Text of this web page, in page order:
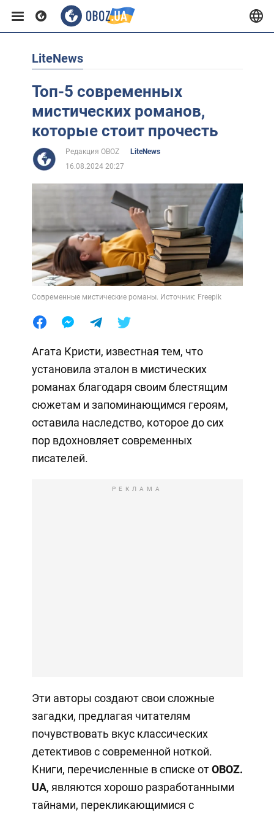
Европа
США
Африка
Жизнь
Лайфхаки
LiteNews
Топ-5 современных
мистических романов,
которые стоит прочесть
Редакция OBOZ
LiteNews
16.08.2024 20:27
Современные мистические романы. Источник: Freepik
Агата Кристи, известная тем, что
установила эталон в мистических
романах благодаря своим блестящим
сюжетам и запоминающимся героям,
оставила наследство, которое до сих
пор вдохновляет современных
писателей.
РЕКЛАМА
Эти авторы создают свои сложные
загадки, предлагая читателям
почувствовать вкус классических
детективов с современной ноткой.
Книги, перечисленные в списке отOBOZ.
UA, являются хорошо разработанными
тайнами, перекликающимися с